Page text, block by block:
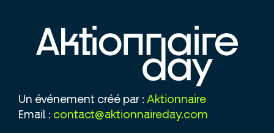
Un événement créé par : Aktionnaire
Email : contact@aktionnaireday.com